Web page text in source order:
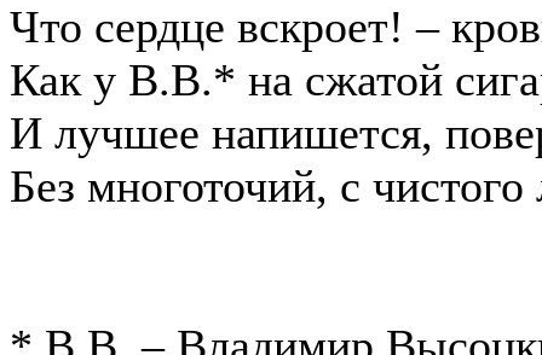
Что сердце вскроет! –
Как у В.В.* на сжатой
И лучшее напишется,
Без многоточий, с чистого